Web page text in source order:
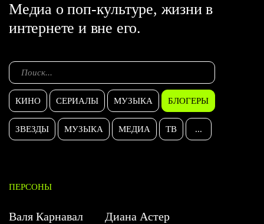
Медиа о поп-культуре, жизни в
интернете и вне его.
КИНО СЕРИАЛЫ МУЗЫКА БЛОГЕРЫ
ЗВЕЗДЫ МУЗЫКА МЕДИА ТВ ...
ПЕРСОНЫ
Валя Карнавал
Диана Астер